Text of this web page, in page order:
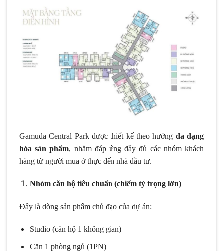
Gamuda Central Park được thiết kế theo hướng đa dạng
hóa sản phẩm, nhằm đáp ứng đầy đủ các nhóm khách
hàng từ người mua ở thực đến nhà đầu tư.
Nhóm căn hộ tiêu chuẩn (chiếm tỷ trọng lớn)
Đây là dòng sản phẩm chủ đạo của dự án:
Studio (căn hộ 1 không gian)
Căn 1 phòng ngủ (1PN)